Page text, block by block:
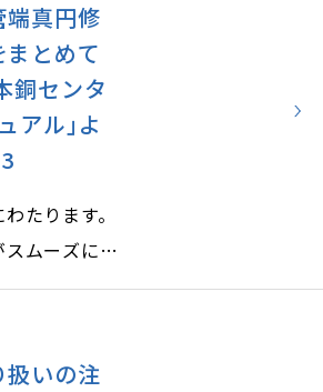
困らないよ
端真円修
とめて
銅センタ
アル｣よ
たります。
ムーズに行
きましょ
扱いの注